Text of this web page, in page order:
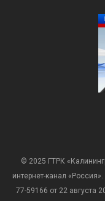
© 2025 ГТРК
интернет-канал
77-59166 от 22 августа